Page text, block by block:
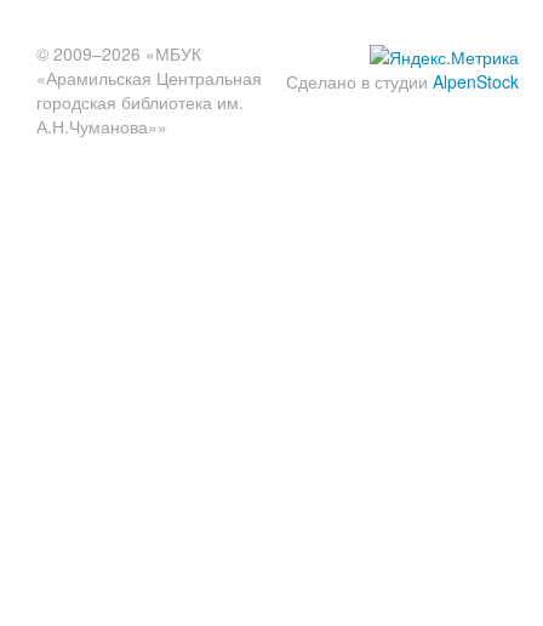
Сделано в студии AlpenStock
© 2009–2026 «МБУК
«Арамильская Центральная
городская библиотека им.
А.Н.Чуманова»»